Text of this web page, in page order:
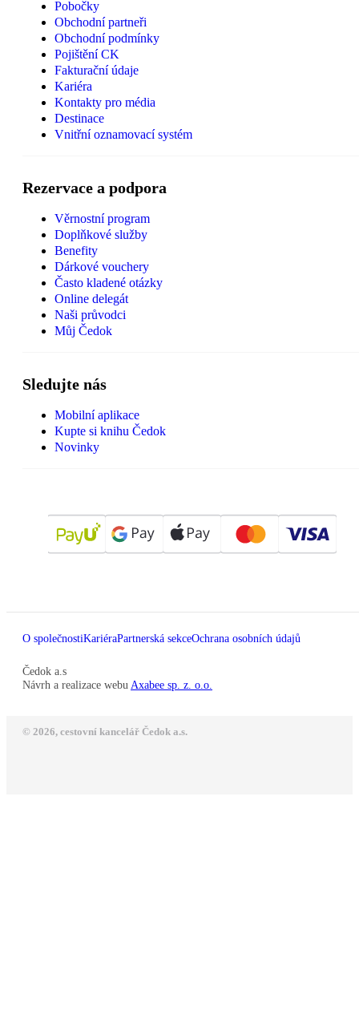
Pobočky
Obchodní partneři
Obchodní podmínky
Pojištění CK
Fakturační údaje
Kariéra
Kontakty pro média
Destinace
Vnitřní oznamovací systém
Rezervace a podpora
Věrnostní program
Doplňkové služby
Benefity
Dárkové vouchery
Často kladené otázky
Online delegát
Naši průvodci
Můj Čedok
Sledujte nás
Mobilní aplikace
Kupte si knihu Čedok
Novinky
O společnostiKariéraPartnerská sekceOchrana osobních údajů
Čedok a.s
Návrh a realizace webu Axabee sp. z. o.o.
© 2026, cestovní kancelář Čedok a.s.